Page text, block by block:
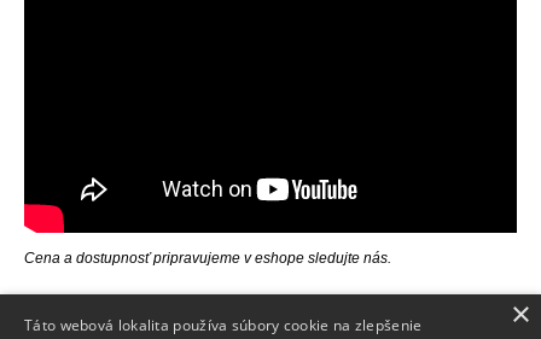
Cena a dostupnosť pripravujeme v eshope sledujte nás.
×
Táto webová lokalita používa súbory cookie na zlepšenie